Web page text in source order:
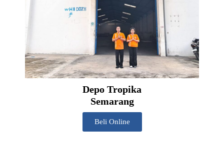
Depo Tropika
Semarang
Beli Online